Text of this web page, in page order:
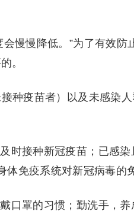
慢慢降低。”为了有效防
。
种疫苗者）以及未感染
时接种新冠疫苗；已感
免疫系统对新冠病毒的
口罩的习惯；勤洗手，